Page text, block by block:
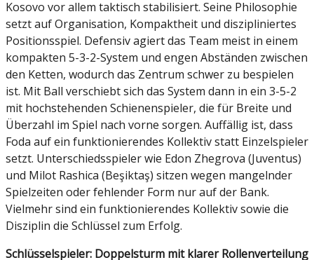
Kosovo vor allem taktisch stabilisiert. Seine Philosophie
setzt auf Organisation, Kompaktheit und diszipliniertes
Positionsspiel. Defensiv agiert das Team meist in einem
kompakten 5-3-2-System und engen Abständen zwischen
den Ketten, wodurch das Zentrum schwer zu bespielen
ist. Mit Ball verschiebt sich das System dann in ein 3-5-2
mit hochstehenden Schienenspieler, die für Breite und
Überzahl im Spiel nach vorne sorgen. Auffällig ist, dass
Foda auf ein funktionierendes Kollektiv statt Einzelspieler
setzt. Unterschiedsspieler wie Edon Zhegrova (Juventus)
und Milot Rashica (Beşiktaş) sitzen wegen mangelnder
Spielzeiten oder fehlender Form nur auf der Bank.
Vielmehr sind ein funktionierendes Kollektiv sowie die
Disziplin die Schlüssel zum Erfolg.
Schlüsselspieler: Doppelsturm mit klarer Rollenverteilung